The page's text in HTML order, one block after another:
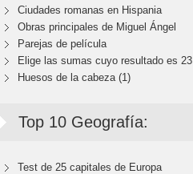
Ciudades romanas en Hispania
Obras principales de Miguel Ángel
Parejas de película
Elige las sumas cuyo resultado es 23
Huesos de la cabeza (1)
Top 10 Geografía:
Test de 25 capitales de Europa